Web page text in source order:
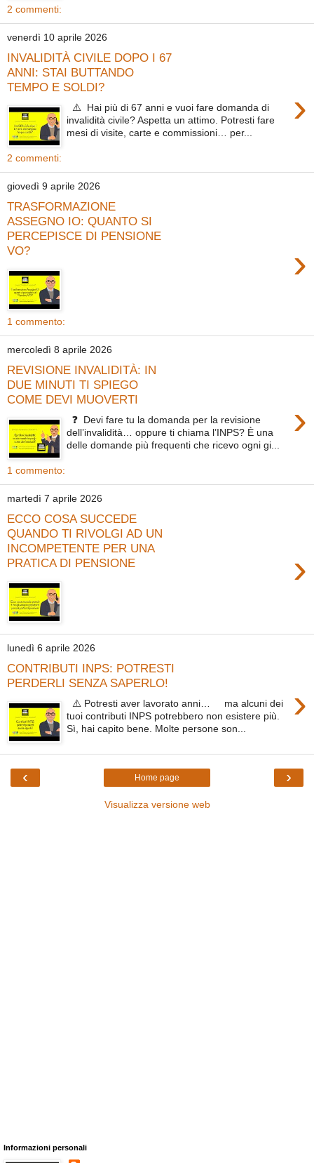
2 commenti:
venerdì 10 aprile 2026
INVALIDITÀ CIVILE DOPO I 67
ANNI: STAI BUTTANDO
TEMPO E SOLDI?
›
⚠️ Hai più di 67 anni e vuoi fare domanda di
invalidità civile? Aspetta un attimo. Potresti fare
mesi di visite, carte e commissioni… per...
2 commenti:
giovedì 9 aprile 2026
TRASFORMAZIONE
ASSEGNO IO: QUANTO SI
PERCEPISCE DI PENSIONE
VO?
›
1 commento:
mercoledì 8 aprile 2026
REVISIONE INVALIDITÀ: IN
DUE MINUTI TI SPIEGO
COME DEVI MUOVERTI
›
❓ Devi fare tu la domanda per la revisione
dell’invalidità… oppure ti chiama l’INPS? È una
delle domande più frequenti che ricevo ogni gi...
1 commento:
martedì 7 aprile 2026
ECCO COSA SUCCEDE
QUANDO TI RIVOLGI AD UN
INCOMPETENTE PER UNA
PRATICA DI PENSIONE
›
lunedì 6 aprile 2026
CONTRIBUTI INPS: POTRESTI
PERDERLI SENZA SAPERLO!
›
⚠️ Potresti aver lavorato anni… ma alcuni dei
tuoi contributi INPS potrebbero non esistere più.
Sì, hai capito bene. Molte persone son...
‹ ›
Home page
Visualizza versione web
Informazioni personali